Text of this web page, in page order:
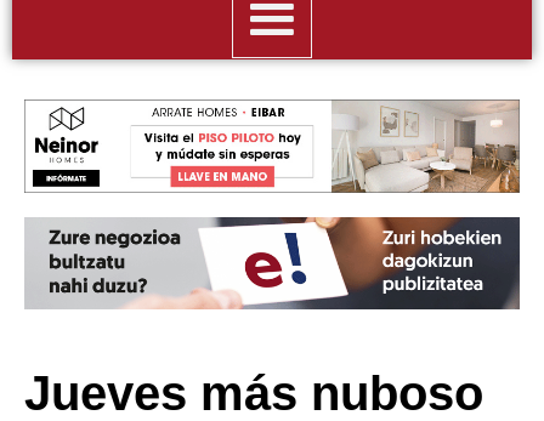
Jueves más nuboso